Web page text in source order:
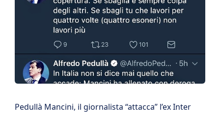
Pedullà Mancini, il giornalista “attacca” l’ex Inter